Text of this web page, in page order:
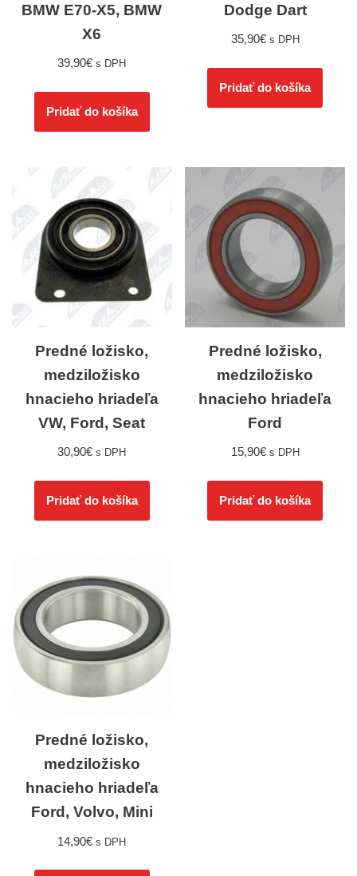
BMW E70-X5, BMW
X6
39,90€ s DPH
Pridať do košíka
Dodge Dart
35,90€ s DPH
Pridať do košíka
Predné ložisko,
medziložisko
hnacieho hriadeľa
VW, Ford, Seat
30,90€ s DPH
Pridať do košíka
Predné ložisko,
medziložisko
hnacieho hriadeľa
Ford
15,90€ s DPH
Pridať do košíka
Predné ložisko,
medziložisko
hnacieho hriadeľa
Ford, Volvo, Mini
14,90€ s DPH